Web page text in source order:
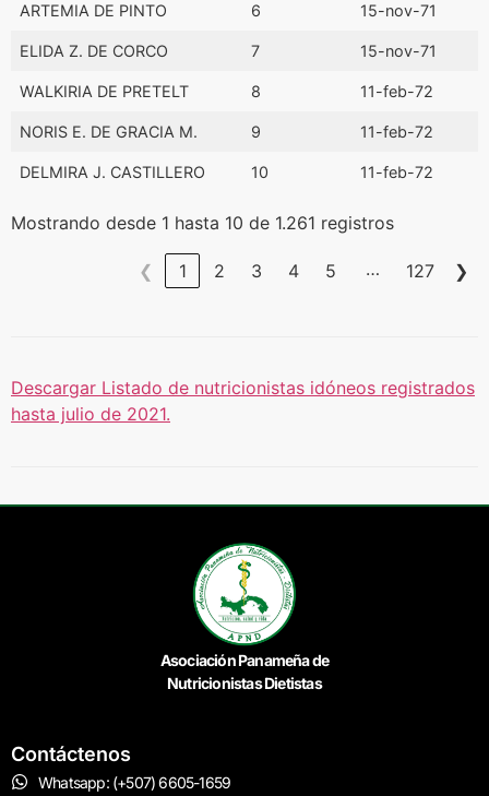
ARTEMIA DE PINTO 6 15-nov-71
ELIDA Z. DE CORCO 7 15-nov-71
WALKIRIA DE PRETELT 8 11-feb-72
NORIS E. DE GRACIA M. 9 11-feb-72
DELMIRA J. CASTILLERO 10 11-feb-72
Mostrando desde 1 hasta 10 de 1.261 registros
❮ 1 2 3 4 5 … 127 ❯
Descargar Listado de nutricionistas idóneos registrados
hasta julio de 2021.
Asociación Panameña de
Nutricionistas Dietistas
Contáctenos
Whatsapp: (+507) 6605-1659